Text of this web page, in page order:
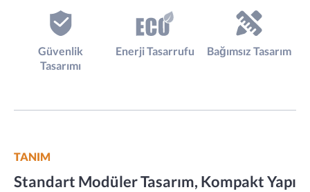
Güvenlik
Tasarımı
Enerji Tasarrufu Bağımsız Tasarım
TANIM
Standart Modüler Tasarım, Kompakt Yapı